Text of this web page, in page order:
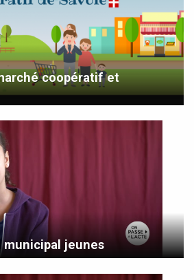
coopératif et
jeunes